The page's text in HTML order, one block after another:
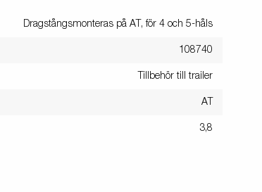
Dragstångsmonteras på AT, för 4 och 5-håls
108740
Tillbehör till trailer
AT
3,8